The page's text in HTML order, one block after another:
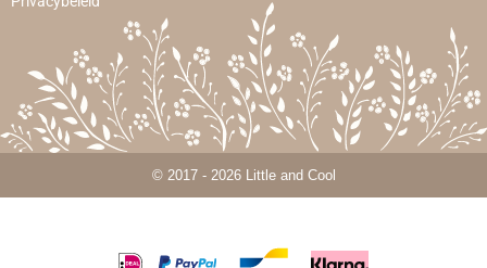
© 2017 - 2026 Little and Cool